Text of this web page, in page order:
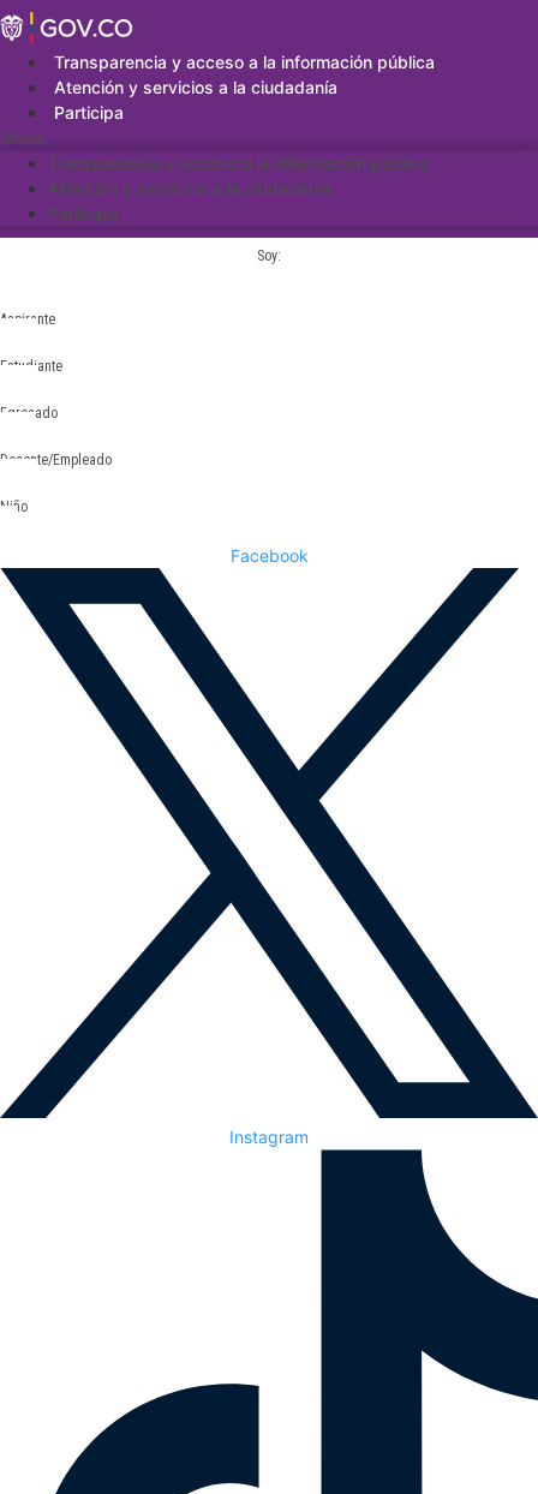
Saltar
al
contenidoTransparencia y acceso a la información pública
Atención y servicios a la ciudadanía
Participa
Menu
Transparencia y acceso a la información pública
Atención y servicios a la ciudadanía
Participa
Soy:
Aspirante
Estudiante
Egresado
Docente/Empleado
Niño
Facebook
Instagram